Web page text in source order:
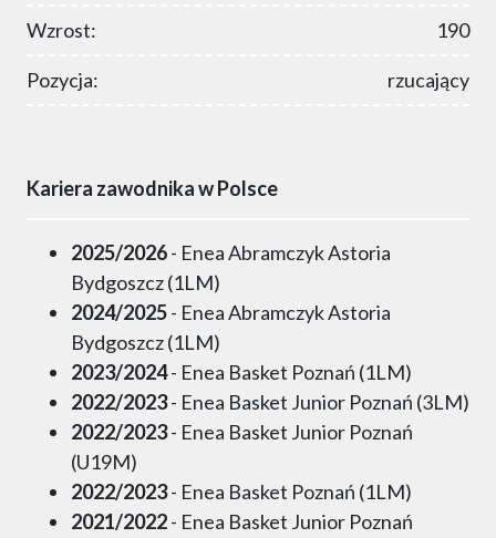
Wzrost: 190
Pozycja: rzucający
Kariera zawodnika w Polsce
2025/2026- Enea Abramczyk Astoria
Bydgoszcz (1LM)
2024/2025- Enea Abramczyk Astoria
Bydgoszcz (1LM)
2023/2024- Enea Basket Poznań (1LM)
2022/2023- Enea Basket Junior Poznań (3LM)
2022/2023- Enea Basket Junior Poznań
(U19M)
2022/2023- Enea Basket Poznań (1LM)
2021/2022- Enea Basket Junior Poznań